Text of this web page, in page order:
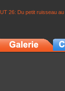
26: Du petit ruisseau